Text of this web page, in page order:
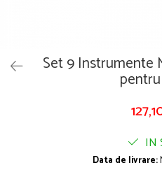
Set 9 Instrumente
IN
Data de livrare: